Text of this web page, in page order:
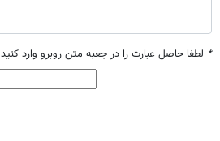
* لطفا حاصل عبارت را در جعبه متن روبرو وارد کنید